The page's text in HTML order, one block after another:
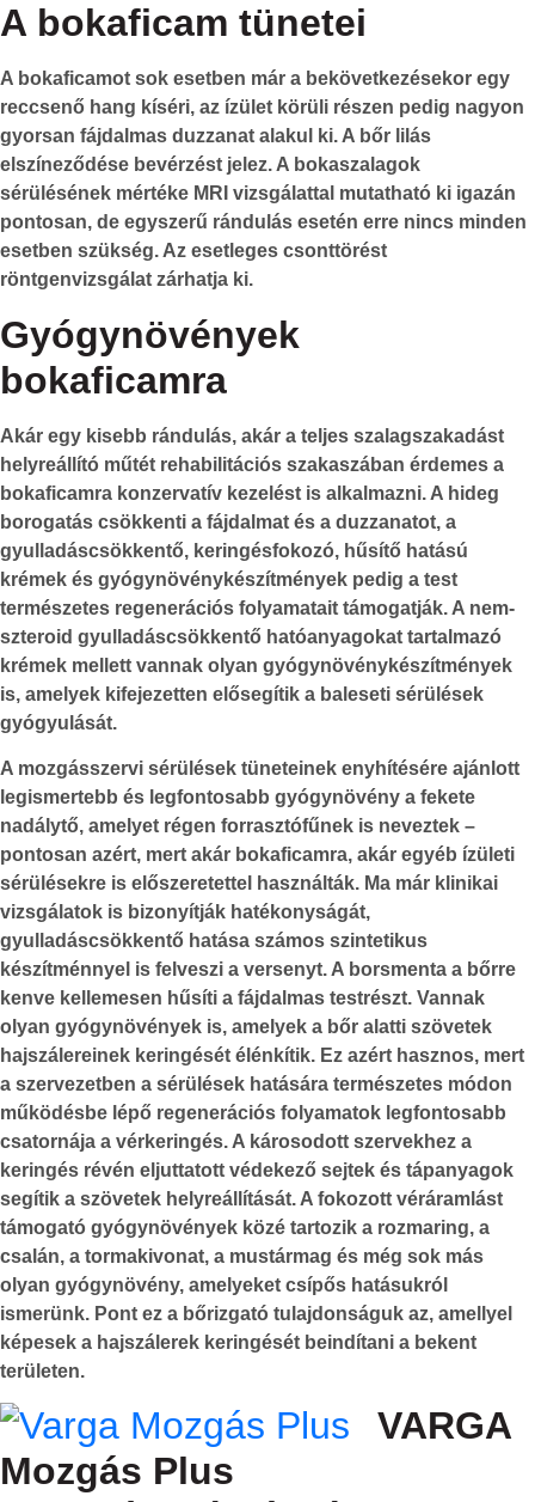
A bokaficam tünetei
A bokaficamot sok esetben már a bekövetkezésekor egy
reccsenő hang kíséri, az ízület körüli részen pedig nagyon
gyorsan fájdalmas duzzanat alakul ki. A bőr lilás
elszíneződése bevérzést jelez. A bokaszalagok
sérülésének mértéke MRI vizsgálattal mutatható ki igazán
pontosan, de egyszerű rándulás esetén erre nincs minden
esetben szükség. Az esetleges csonttörést
röntgenvizsgálat zárhatja ki.
Gyógynövények
bokaficamra
Akár egy kisebb rándulás, akár a teljes szalagszakadást
helyreállító műtét rehabilitációs szakaszában érdemes a
bokaficamra konzervatív kezelést is alkalmazni. A hideg
borogatás csökkenti a fájdalmat és a duzzanatot, a
gyulladáscsökkentő, keringésfokozó, hűsítő hatású
krémek és gyógynövénykészítmények pedig a test
természetes regenerációs folyamatait támogatják. A nem-
szteroid gyulladáscsökkentő hatóanyagokat tartalmazó
krémek mellett vannak olyan gyógynövénykészítmények
is, amelyek kifejezetten elősegítik a baleseti sérülések
gyógyulását.
A mozgásszervi sérülések tüneteinek enyhítésére ajánlott
legismertebb és legfontosabb gyógynövény a fekete
nadálytő, amelyet régen forrasztófűnek is neveztek –
pontosan azért, mert akár bokaficamra, akár egyéb ízületi
sérülésekre is előszeretettel használták. Ma már klinikai
vizsgálatok is bizonyítják hatékonyságát,
gyulladáscsökkentő hatása számos szintetikus
készítménnyel is felveszi a versenyt. A borsmenta a bőrre
kenve kellemesen hűsíti a fájdalmas testrészt. Vannak
olyan gyógynövények is, amelyek a bőr alatti szövetek
hajszálereinek keringését élénkítik. Ez azért hasznos, mert
a szervezetben a sérülések hatására természetes módon
működésbe lépő regenerációs folyamatok legfontosabb
csatornája a vérkeringés. A károsodott szervekhez a
keringés révén eljuttatott védekező sejtek és tápanyagok
segítik a szövetek helyreállítását. A fokozott véráramlást
támogató gyógynövények közé tartozik a rozmaring, a
csalán, a tormakivonat, a mustármag és még sok más
olyan gyógynövény, amelyeket csípős hatásukról
ismerünk. Pont ez a bőrizgató tulajdonságuk az, amellyel
képesek a hajszálerek keringését beindítani a bekent
területen.
VARGA
Mozgás Plus